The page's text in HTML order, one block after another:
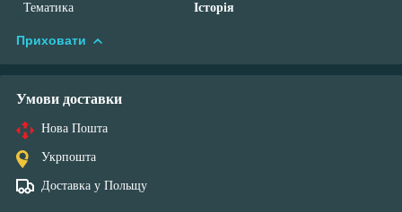
Тематика
Історія
Приховати
Умови доставки
Нова Пошта
Укрпошта
Доставка у Польщу